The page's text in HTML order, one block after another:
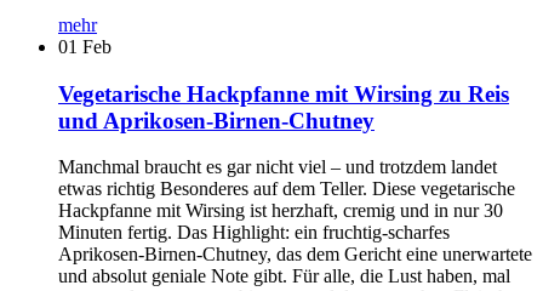
mehr
01 Feb
Vegetarische Hackpfanne mit Wirsing zu Reis
und Aprikosen-Birnen-Chutney
Manchmal braucht es gar nicht viel – und trotzdem landet
etwas richtig Besonderes auf dem Teller. Diese vegetarische
Hackpfanne mit Wirsing ist herzhaft, cremig und in nur 30
Minuten fertig. Das Highlight: ein fruchtig-scharfes
Aprikosen-Birnen-Chutney, das dem Gericht eine unerwartete
und absolut geniale Note gibt. Für alle, die Lust haben, mal